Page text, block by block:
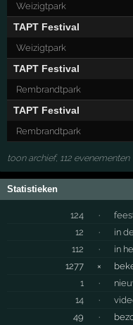
Weizigtpark
TAPT Festival
Weizigtpark
TAPT Festival
Rembrandtpark
TAPT Festival
Rembrandtpark
toon archief, 112 evenementen
Statistieken
124 ·
12
·
in
112
·
in
1277
×
1
·
14
·
49
·